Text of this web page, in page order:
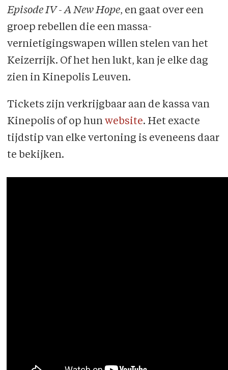
Episode IV - A New Hope, en gaat over een
groep rebellen die een massa-
vernietigingswapen willen stelen van het
Keizerrijk. Of het hen lukt, kan je elke dag
zien in Kinepolis Leuven.
Tickets zijn verkrijgbaar aan de kassa van
Kinepolis of op hun website. Het exacte
tijdstip van elke vertoning is eveneens daar
te bekijken.